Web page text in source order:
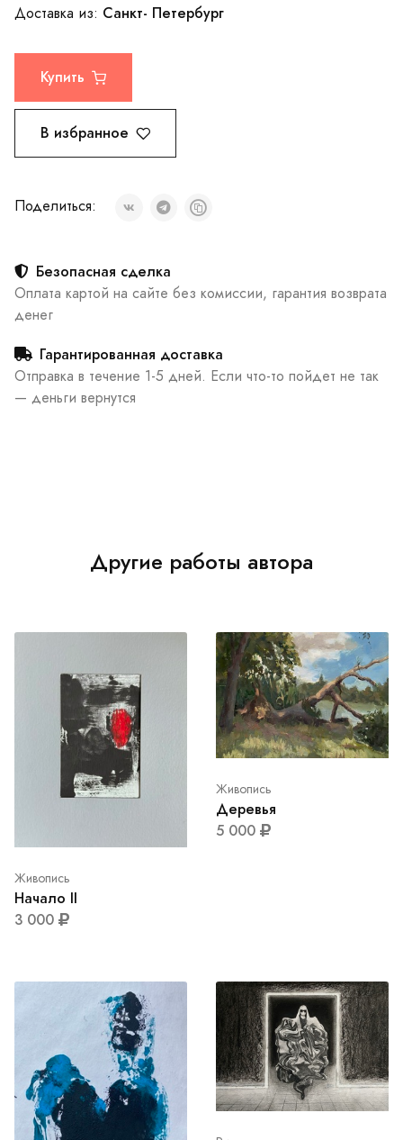
Доставка из: Санкт- Петербург
Купить
В избранное
Поделиться:
Безопасная сделка
Оплата картой на сайте без комиссии, гарантия возврата
денег
Гарантированная доставка
Отправка в течение 1-5 дней. Если что-то пойдет не так
— деньги вернутся
Другие работы автора
Живопись
Начало II
3 000
Живопись
Деревья
5 000